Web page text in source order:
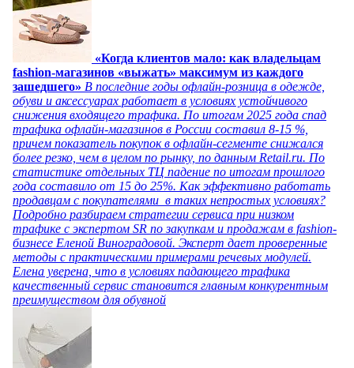
«Когда клиентов мало: как владельцам
fashion-магазинов «выжать» максимум из каждого
зашедшего» В последние годы офлайн-розница в одежде,
обуви и аксессуарах работает в условиях устойчивого
снижения входящего трафика. По итогам 2025 года спад
трафика офлайн-магазинов в России составил 8-15 %,
причем показатель покупок в офлайн-сегменте снижался
более резко, чем в целом по рынку, по данным Retail.ru. По
статистике отдельных ТЦ падение по итогам прошлого
года составило от 15 до 25%. Как эффективно работать
продавцам с покупателями в таких непростых условиях?
Подробно разбираем стратегии сервиса при низком
трафике с экспертом SR по закупкам и продажам в fashion-
бизнесе Еленой Виноградовой. Эксперт дает проверенные
методы с практическими примерами речевых модулей.
Елена уверена, что в условиях падающего трафика
качественный сервис становится главным конкурентным
преимуществом для обувной